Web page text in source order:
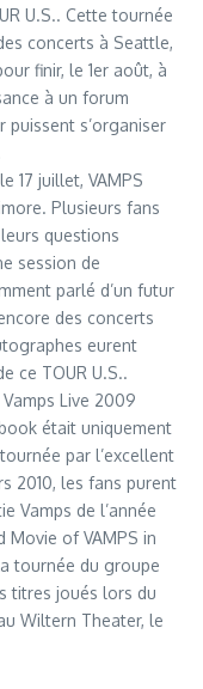
U.S.. Cette tournée
concerts à Seattle,
finir, le 1er août, à
à un forum
s’organiser
17 juillet, VAMPS
Plusieurs fans
questions
session de
parlé d’un futur
des concerts
eurent
ce TOUR U.S..
Live 2009
était uniquement
par l’excellent
2010, les fans purent
Vamps de l’année
Movie of VAMPS in
tournée du groupe
titres joués lors du
Wiltern Theater, le